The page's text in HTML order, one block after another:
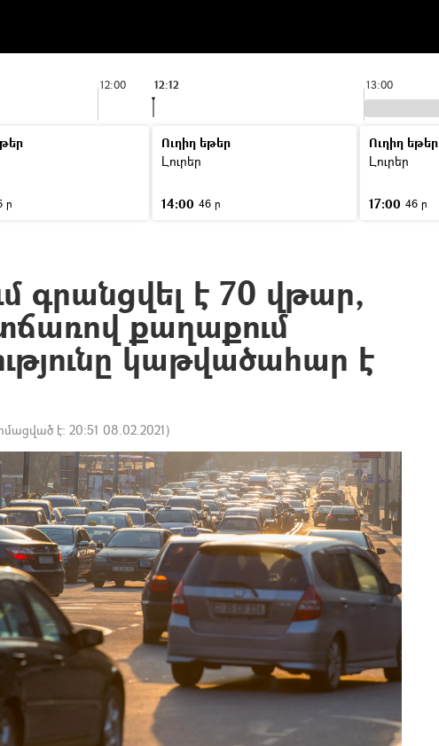
12:00 13:00
12:12
ր
Ուղիղ եթեր
Լուրեր
14:00 46 ր
Ուղիղ եթեր
Լուրեր
17:00 46 ր
գրանցվել է 70 վթար,
քաղաքում
կաթվածահար է
է: 20:51 08.02.2021)